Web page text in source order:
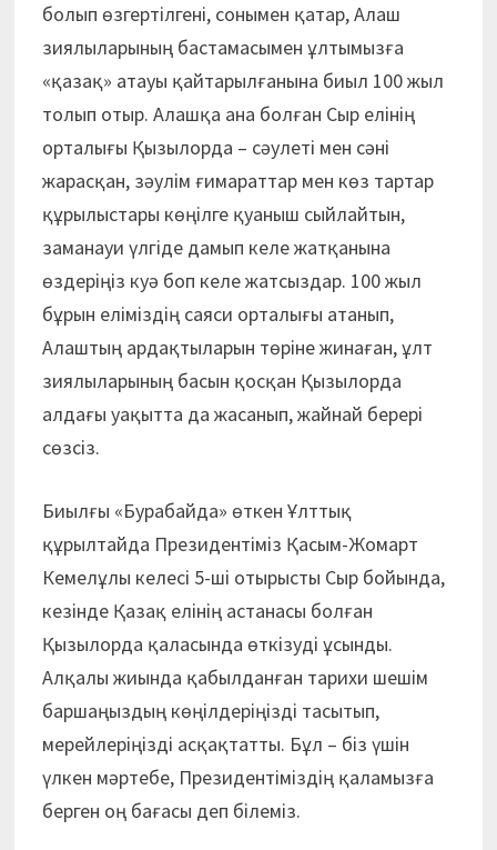
болып өзгертілгені, сонымен қатар, Алаш
зиялыларының бастамасымен ұлтымызға
«қазақ» атауы қайтарылғанына биыл 100 жыл
толып отыр. Алашқа ана болған Сыр елінің
орталығы Қызылорда – сәулеті мен сәні
жарасқан, зәулім ғимараттар мен көз тартар
құрылыстары көңілге қуаныш сыйлайтын,
заманауи үлгіде дамып келе жатқанына
өздеріңіз куә боп келе жатсыздар. 100 жыл
бұрын еліміздің саяси орталығы атанып,
Алаштың ардақтыларын төріне жинаған, ұлт
зиялыларының басын қосқан Қызылорда
алдағы уақытта да жасанып, жайнай берері
сөзсіз.
Биылғы «Бурабайда» өткен Ұлттық
құрылтайда Президентіміз Қасым-Жомарт
Кемелұлы келесі 5-ші отырысты Сыр бойында,
кезінде Қазақ елінің астанасы болған
Қызылорда қаласында өткізуді ұсынды.
Алқалы жиында қабылданған тарихи шешім
баршаңыздың көңілдеріңізді тасытып,
мерейлеріңізді асқақтатты. Бұл – біз үшін
үлкен мәртебе, Президентіміздің қаламызға
берген оң бағасы деп білеміз.